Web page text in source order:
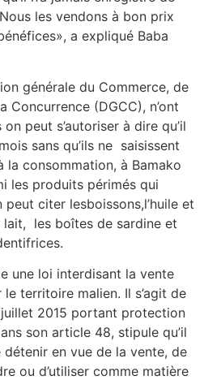
les vendons à bon prix
a expliqué Baba
générale du Commerce, de
Concurrence (DGCC), n’ont
peut s’autoriser à dire qu’il
sans qu’ils ne saisissent
consommation, à Bamako
les produits périmés qui
citer lesboissons,l’huile et
lait, les boîtes de sardine et
une loi interdisant la vente
territoire malien. Il s’agit de
2015 portant protection
son article 48, stipule qu’il
détenir en vue de la vente, de
ou d’utiliser comme matière